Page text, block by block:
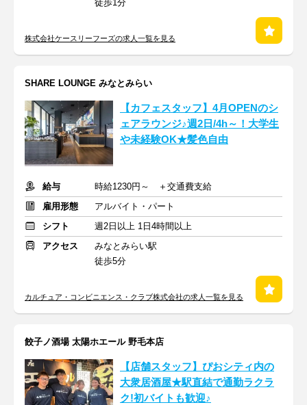
徒歩1分
株式会社ケースリーフーズの求人一覧を見る
SHARE LOUNGE みなとみらい
【カフェスタッフ】4月OPENのシ
ェアラウンジ♪週2日/4h～！大学生
や未経験OK★髪色自由
給与
時給1230円～ ＋交通費支給
雇用形態
アルバイト・パート
シフト
週2日以上 1日4時間以上
アクセス
みなとみらい駅
徒歩5分
カルチュア・コンビニエンス・クラブ株式会社の求人一覧を見る
餃子ノ酒場 太陽ホエール 野毛本店
【店舗スタッフ】ぴおシティ内の
大衆居酒屋★駅直結で通勤ラクラ
ク!初バイトも歓迎♪